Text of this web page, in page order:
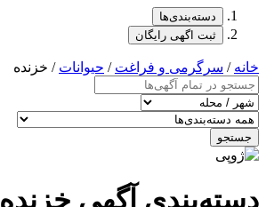
دسته‌بندی‌ها
ثبت اگهی رایگان
خانه / سرگرمی و فراغت / حیوانات / خزنده
جستجو
دسته‌بندی آگهی خزنده